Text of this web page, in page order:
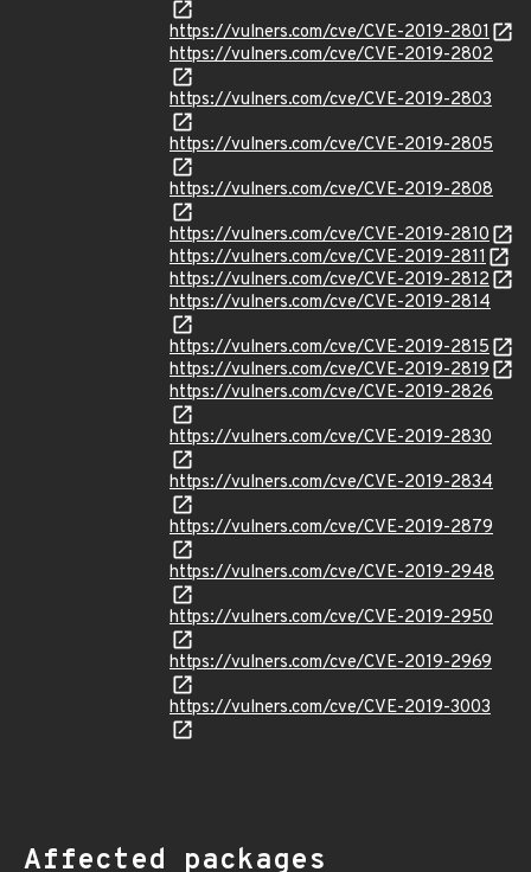
https://vulners.com/cve/CVE-2019-2801
https://vulners.com/cve/CVE-2019-2802
https://vulners.com/cve/CVE-2019-2803
https://vulners.com/cve/CVE-2019-2805
https://vulners.com/cve/CVE-2019-2808
https://vulners.com/cve/CVE-2019-2810
https://vulners.com/cve/CVE-2019-2811
https://vulners.com/cve/CVE-2019-2812
https://vulners.com/cve/CVE-2019-2814
https://vulners.com/cve/CVE-2019-2815
https://vulners.com/cve/CVE-2019-2819
https://vulners.com/cve/CVE-2019-2826
https://vulners.com/cve/CVE-2019-2830
https://vulners.com/cve/CVE-2019-2834
https://vulners.com/cve/CVE-2019-2879
https://vulners.com/cve/CVE-2019-2948
https://vulners.com/cve/CVE-2019-2950
https://vulners.com/cve/CVE-2019-2969
https://vulners.com/cve/CVE-2019-3003
Affected packages